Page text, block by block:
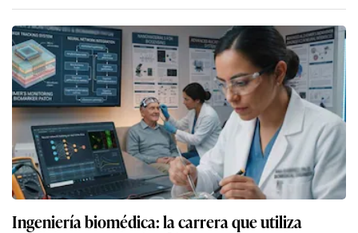
Ingeniería biomédica: la carrera que utiliza